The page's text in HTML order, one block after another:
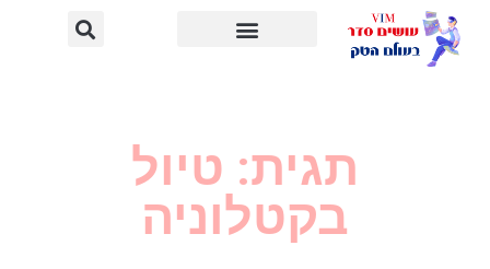
תגית: טיול
בקטלוניה